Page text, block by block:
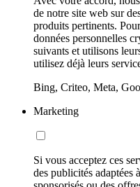
de notre site web sur
produits pertinents.
données personnelles
suivants et utilisons
utilisez déjà leurs
Bing, Criteo, Meta,
Marketing
Si vous acceptez ces
des publicités adaptées